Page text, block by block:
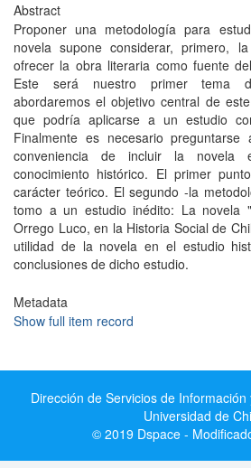
Abstract
Proponer una metodología para
novela supone considerar, primero,
ofrecer la obra literaria como fuente
Este será nuestro primer tema
abordaremos el objetivo central de
que podría aplicarse a un estudio
Finalmente es necesario
conveniencia de incluir la novela
conocimiento histórico. El primer
carácter teórico. El segundo -la
tomo a un estudio inédito: La novela
Orrego Luco, en la Historia Social de
utilidad de la novela en el estudio
conclusiones de dicho estudio.
Metadata
Show full item record
Dirección de Servicios de
Universidad de
© 2019 Dspace -